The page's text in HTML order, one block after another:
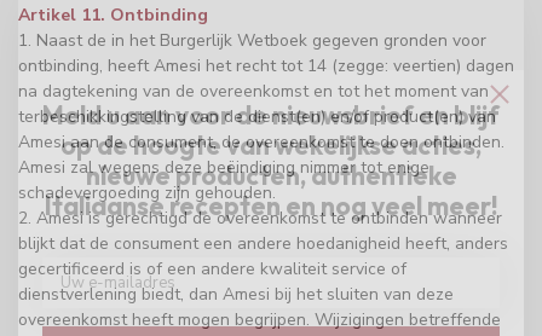
Artikel 11. Ontbinding
1. Naast de in het Burgerlijk Wetboek gegeven gronden voor
ontbinding, heeft Amesi het recht tot 14 (zegge: veertien) dagen
na dagtekening van de overeenkomst en tot het moment van
terbeschikkingstelling van de dienst(en) en/of product(en) van
Amesi aan de consument, de overeenkomst te doen ontbinden.
Amesi zal wegens deze beëindiging nimmer tot enige
schadevergoeding zijn gehouden.
2. Amesi is gerechtigd de overeenkomst te ontbinden wanneer
blijkt dat de consument een andere hoedanigheid heeft, anders
gecertificeerd is of een andere kwaliteit service of
dienstverlening biedt, dan Amesi bij het sluiten van deze
overeenkomst heeft mogen begrijpen. Wijzigingen betreffende
Meld u aan voor de nieuwsbrief en blijf
op de hoogte van wekelijkse acties,
nieuwe producten, authentieke
Italiaanse recepten en nog veel meer!